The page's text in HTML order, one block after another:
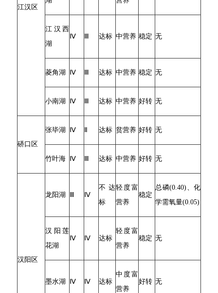
江汉区
江汉西
湖
Ⅳ 达标 中营养 稳定 无
菱角湖 Ⅳ 达标 中营养 稳定 无
小南湖 Ⅳ 达标 中营养 好转 无
硚口区
张毕湖 Ⅳ 达标 贫营养 好转 无
竹叶海 Ⅳ 达标 中营养 好转 无
汉阳区
龙阳湖 Ⅳ
不达
标
轻度富
营养
稳定
总磷(0.40)、化
学需氧量(0.05)
汉阳莲
花湖
Ⅳ Ⅳ 达标
轻度富
营养
稳定 无
墨水湖 Ⅳ Ⅳ 达标
中度富
营养
好转 无